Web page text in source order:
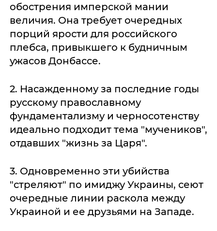
обострения имперской мании
величия. Она требует очередных
порций ярости для российского
плебса, привыкшего к будничным
ужасов Донбассе.
2. Насажденному за последние годы
русскому православному
фундаментализму и черносотенству
идеально подходит тема "мучеников",
отдавших "жизнь за Царя".
3. Одновременно эти убийства
"стреляют" по имиджу Украины, сеют
очередные линии раскола между
Украиной и ее друзьями на Западе.